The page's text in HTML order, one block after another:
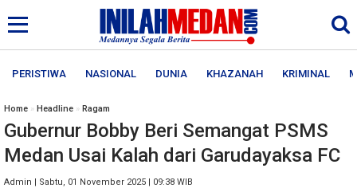
PERISTIWA NASIONAL DUNIA KHAZANAH KRIMINAL
Home » Headline » Ragam
Gubernur Bobby Beri Semangat PSMS
Medan Usai Kalah dari Garudayaksa FC
Admin | Sabtu, 01 November 2025 | 09:38 WIB